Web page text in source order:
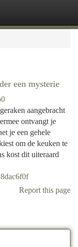
een mysterie
aangebracht
ontvangt je
je een gehele
om de keuken te
kost dit uiteraard
Report this page